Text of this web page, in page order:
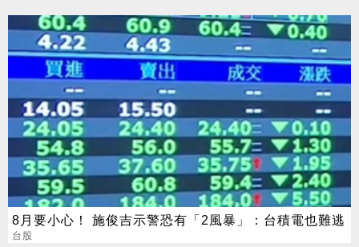
8月要小心！ 施俊吉示警恐有「2風暴」：台積電也難逃
台股